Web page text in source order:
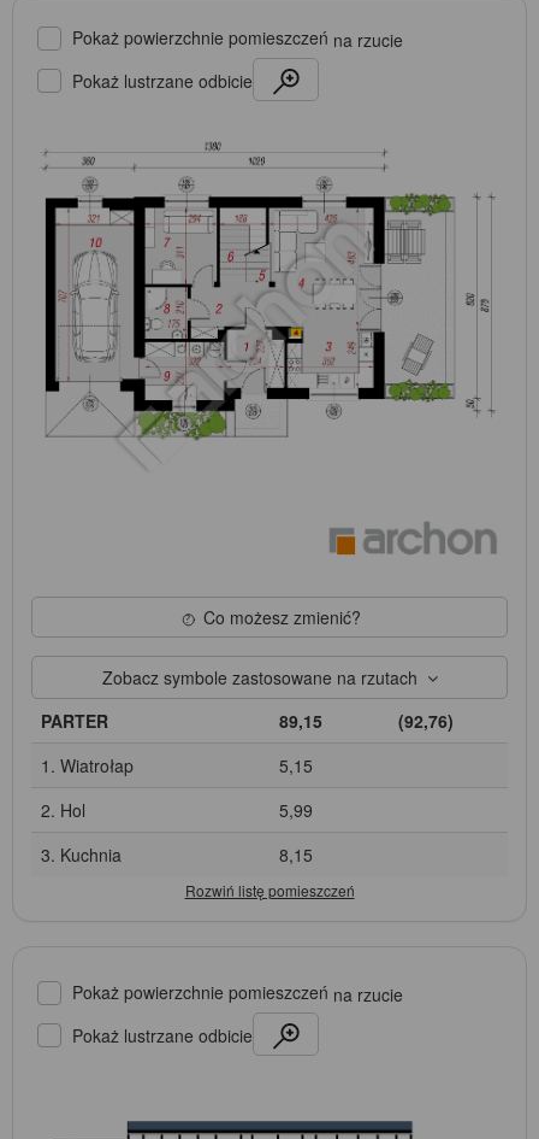
Pokaż powierzchnie pomieszczeń na rzucie
Pokaż lustrzane odbicie
Co możesz zmienić?
Zobacz symbole zastosowane na rzutach
PARTER
89,15
(92,76)
1. Wiatrołap
5,15
2. Hol
5,99
3. Kuchnia
8,15
Pokaż powierzchnie pomieszczeń na rzucie
Pokaż lustrzane odbicie